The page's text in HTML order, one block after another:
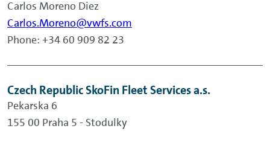
Carlos Moreno Diez
Carlos.Moreno@vwfs.com
Phone: +34 60 909 82 23
Czech Republic SkoFin Fleet Services a.s.
Pekarska 6
155 00 Praha 5 - Stodulky